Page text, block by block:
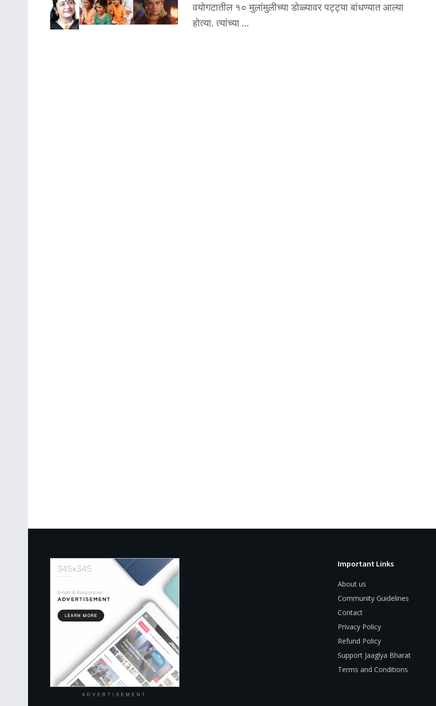
वयोगटातील १० मुलांमुलीच्या डोळ्यावर पट्ट्या बांधण्यात आल्या
होत्या. त्यांच्या ...
ADVERTISEMENT
Important Links
About us
Community Guidelines
Contact
Privacy Policy
Refund Policy
Support Jaaglya Bharat
Terms and Conditions